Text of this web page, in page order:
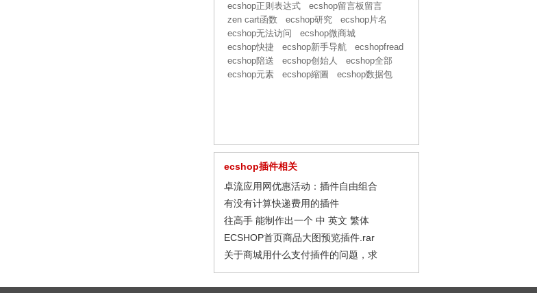
ecshop正则表达式
ecshop留言板留言
zen cart函数
ecshop研究
ecshop片名
ecshop无法访问
ecshop微商城
ecshop快捷
ecshop新手导航
ecshopfread
ecshop陪送
ecshop创始人
ecshop全部
ecshop元素
ecshop縮圖 ecshop数据包
ecshop插件相关
卓流应用网优惠活动：插件自由组合
有没有计算快递费用的插件
往高手 能制作出一个 中 英文 繁体
ECSHOP首页商品大图预览插件.rar
关于商城用什么支付插件的问题，求